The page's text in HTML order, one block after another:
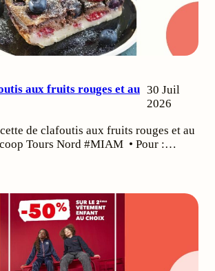
aux fruits rouges et au 30 Juil
2026
de clafoutis aux fruits rouges et au
Tours Nord #MIAM • Pour :…